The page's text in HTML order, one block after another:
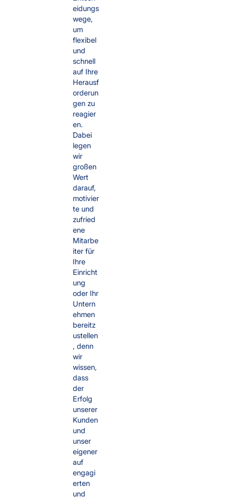
eidungs
wege,
um
flexibel
und
schnell
auf Ihre
Herausf
orderun
gen zu
reagier
en.
Dabei
legen
wir
großen
Wert
darauf,
motivier
te und
zufried
ene
Mitarbe
iter für
Ihre
Einricht
ung
oder Ihr
Untern
ehmen
bereitz
ustellen
, denn
wir
wissen,
dass
der
Erfolg
unserer
Kunden
und
unser
eigener
auf
engagi
erten
und